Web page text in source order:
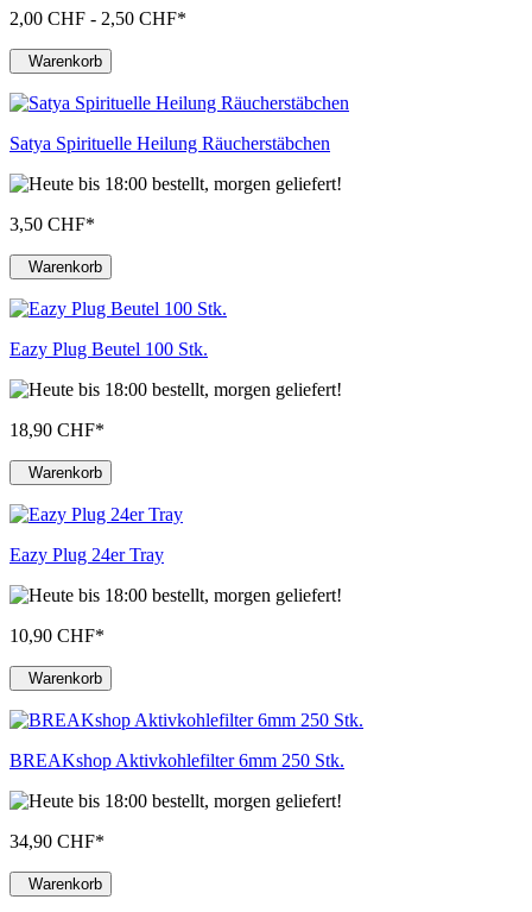
2,00 CHF - 2,50 CHF*
Warenkorb
Satya Spirituelle Heilung Räucherstäbchen
3,50 CHF*
Warenkorb
Eazy Plug Beutel 100 Stk.
18,90 CHF*
Warenkorb
Eazy Plug 24er Tray
10,90 CHF*
Warenkorb
BREAKshop Aktivkohlefilter 6mm 250 Stk.
34,90 CHF*
Warenkorb